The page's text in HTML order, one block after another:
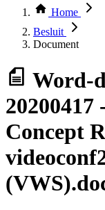
Thema COVID-
Bekijk per
Home
Besluit
Document
Word-
20200417
Concept